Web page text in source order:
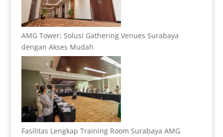
AMG Tower; Solusi Gathering Venues Surabaya
dengan Akses Mudah
Fasilitas Lengkap Training Room Surabaya AMG